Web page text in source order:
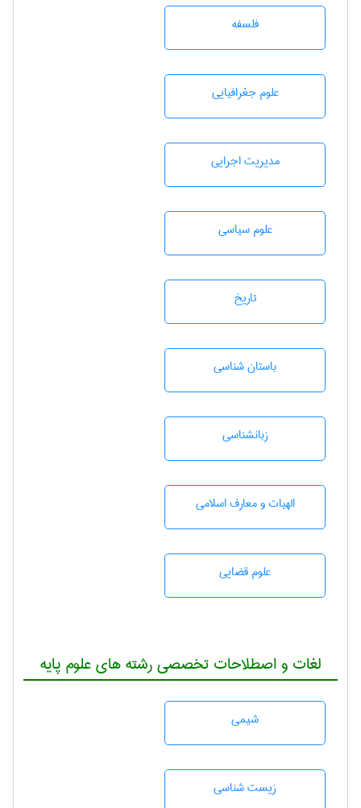
فلسفه
علوم جغرافيايی
مديريت اجرايی
علوم سياسی
تاريخ
باستان شناسی
زبانشناسی
الهیات و معارف اسلامی
علوم قضایی
لغات و اصطلاحات تخصصی رشته های علوم پایه
شيمی
زيست شناسی